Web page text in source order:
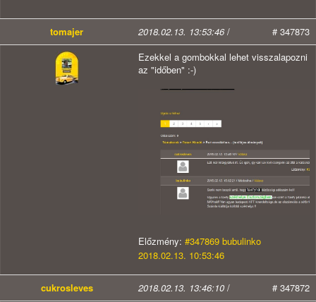
tomajer 2018.02.13. 13:53:46/
# 347873
Ezekkel a gombokkal lehet visszalapozni
az "időben" :-)
Előzmény: #347869 bubulinko
2018.02.13. 10:53:46
cukrosleves 2018.02.13. 13:46:10 / # 347872